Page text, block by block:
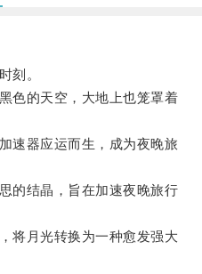
刻。
的天空，大地上也笼罩着
器应运而生，成为夜晚旅
结晶，旨在加速夜晚旅行
月光转换为一种愈发强大